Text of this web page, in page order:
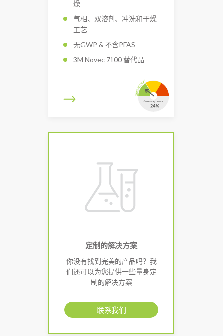
燥
气相、双溶剂、冲洗和干燥
工艺
无GWP & 不含PFAS
3M Novec 7100 替代品
定制的解决方案
你没有找到完美的产品吗？我
们还可以为您提供一些量身定
制的解决方案
联系我们